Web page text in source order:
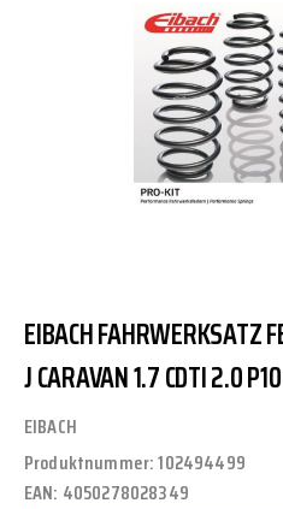
EIBACH FAHRWERKSATZ
J CARAVAN 1.7 CDTI 2.0
EIBACH
Produktnummer:102494499
EAN: 4050278028349